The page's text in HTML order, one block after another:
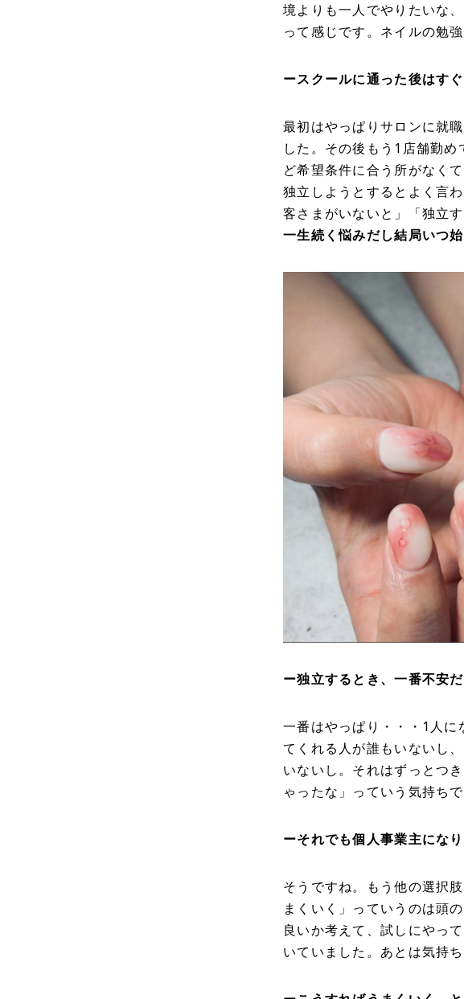
境よりも一人でやりたいな
って感じです。ネイルの勉
ースクールに通った後はす
最初はやっぱりサロンに就
した。その後もう1店舗勤
ど希望条件に合う所がなくて
独立しようとするとよく言
客さまがいないと」「独立
一生続く悩みだし結局いつ
ー独立するとき、一番不安
一番はやっぱり・・・1人に
てくれる人が誰もいないし
いないし。それはずっとつ
ゃったな」っていう気持ちで
ーそれでも個人事業主にな
そうですね。もう他の選択
まくいく」っていうのは頭
良いか考えて、試しにやっ
いていました。あとは気持ち